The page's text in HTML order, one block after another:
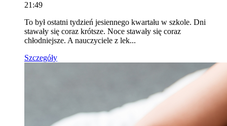
21:49
To był ostatni tydzień jesiennego kwartału w szkole. Dni
stawały się coraz krótsze. Noce stawały się coraz
chłodniejsze. A nauczyciele z lek...
Szczegóły